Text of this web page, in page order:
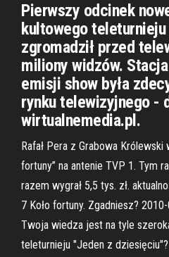
Pierwszy odcinek
kultowego
zgromadził przed
miliony widzów.
emisji show była
rynku telewizyjnego -
wirtualnemedia.pl.
Rafał Pera z Grabowa Królewski
fortuny” na antenie TVP 1. Tym
razem wygrał 5,5 tys. zł.
7 Koło fortuny. Zgadniesz?
Twoja wiedza jest na tyle
teleturnieju "Jeden z